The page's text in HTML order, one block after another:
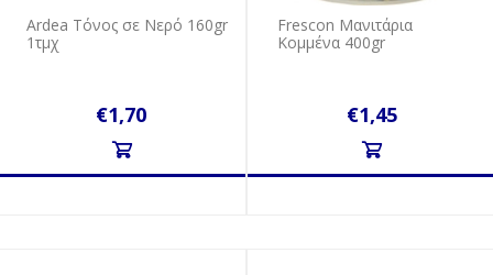
Ardea Τόνος σε Νερό 160gr
1τμχ
€1,70
Frescon Μανιτάρια
Κομμένα 400gr
€1,45